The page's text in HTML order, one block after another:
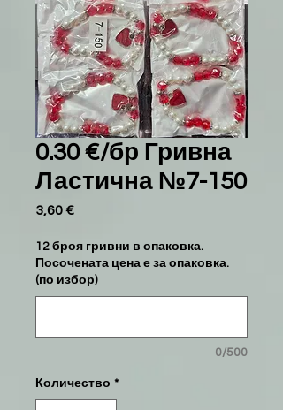
0.30 €/бр Гривна
Ластична №7-150
3,60 €Цена
12 броя гривни в опаковка.
Посочената цена е за опаковка.
(по избор)
0/500
Количество *